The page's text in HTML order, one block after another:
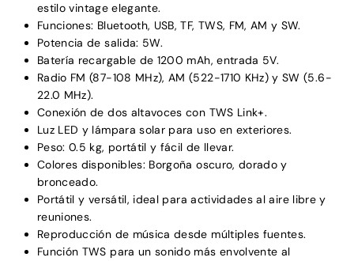
estilo vintage elegante.
Funciones: Bluetooth, USB, TF, TWS, FM, AM y SW.
Potencia de salida: 5W.
Batería recargable de 1200 mAh, entrada 5V.
Radio FM (87-108 MHz), AM (522-1710 KHz) y SW (5.6-
22.0 MHz).
Conexión de dos altavoces con TWS Link+.
Luz LED y lámpara solar para uso en exteriores.
Peso: 0.5 kg, portátil y fácil de llevar.
Colores disponibles: Borgoña oscuro, dorado y
bronceado.
Portátil y versátil, ideal para actividades al aire libre y
reuniones.
Reproducción de música desde múltiples fuentes.
Función TWS para un sonido más envolvente al